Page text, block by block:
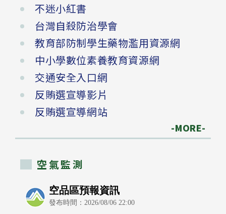
不迷小紅書
台灣自殺防治學會
教育部防制學生藥物濫用資源網
中小學數位素養教育資源網
交通安全入口網
反賄選宣導影片
反賄選宣導網站
-MORE-
空氣監測